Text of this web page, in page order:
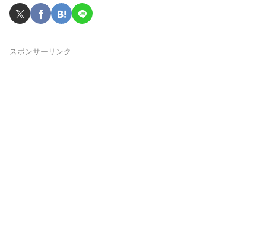
スポンサーリンク